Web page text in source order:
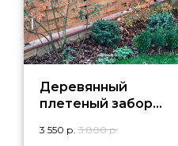
Деревянный
плетеный забор
дома
3 550 р. 3 800 р.